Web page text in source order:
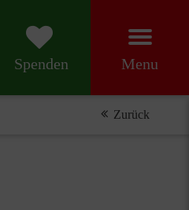
Spenden Menu
Zurück